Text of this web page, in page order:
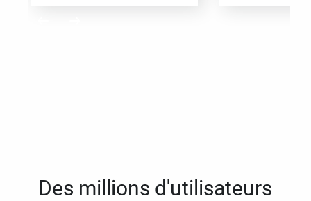
Des millions d'utilisateurs